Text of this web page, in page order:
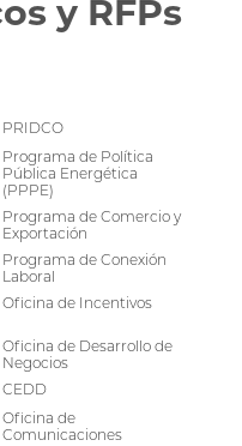
y RFPs
PRIDCO
Programa de Política
Pública Energética
(PPPE)
Programa de Comercio y
Exportación
Programa de Conexión
Laboral
Oficina de Incentivos
Oficina de Desarrollo de
Negocios
CEDD
Oficina de
Comunicaciones